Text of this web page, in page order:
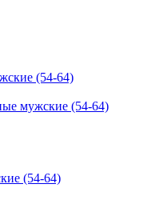
мужские (54-64)
(54-64)